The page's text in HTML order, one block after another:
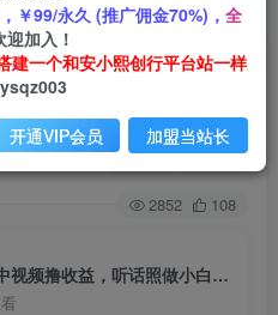
作中视频撸收益，听话
关注 私信
2852 108
（6255期）2023黑科技操作中视频撸收益，听话照做小白日入300+的项目
￥99/永久 (推广佣金70%)， 全
加入！
建一个和安小熙创行平台站一样
开通VIP会员 加盟当站长